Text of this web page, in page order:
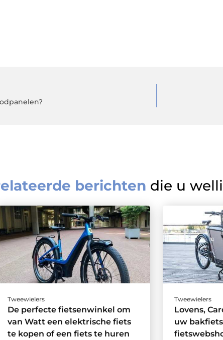
berichten die u
Tweewielers
De perfecte fietsenwinkel om
van Watt een elektrische fiets
te kopen of een fiets te huren
Tweewielers
Lovens,
uw